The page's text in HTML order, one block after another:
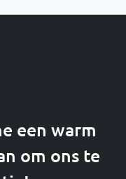
een warm
om ons te